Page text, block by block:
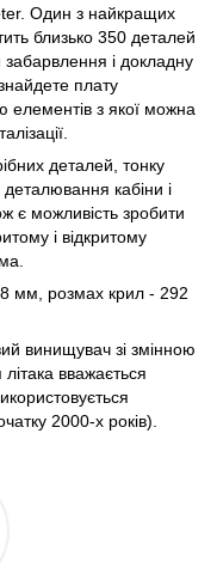
Один з найкращих
близько 350 деталей
забарвлення і докладну
плату
елементів з якої можна
деталей, тонку
деталювання кабіни і
є можливість зробити
і відкритому
мм, розмах крил - 292
винищувач зі змінною
вважається
2000-х років).